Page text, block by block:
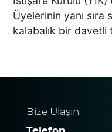
Üyelerinin yanı sıra
kalabalık bir davetli
Bize Ulaşın